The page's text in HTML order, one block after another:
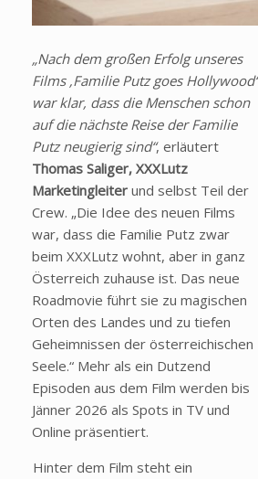
„Nach dem großen Erfolg unseres
Films ‚Familie Putz goes Hollywood‘
war klar, dass die Menschen schon
auf die nächste Reise der Familie
Putz neugierig sind“, erläutert
Thomas Saliger, XXXLutz
Marketingleiter und selbst Teil der
Crew. „Die Idee des neuen Films
war, dass die Familie Putz zwar
beim XXXLutz wohnt, aber in ganz
Österreich zuhause ist. Das neue
Roadmovie führt sie zu magischen
Orten des Landes und zu tiefen
Geheimnissen der österreichischen
Seele.“ Mehr als ein Dutzend
Episoden aus dem Film werden bis
Jänner 2026 als Spots in TV und
Online präsentiert.
Hinter dem Film steht ein